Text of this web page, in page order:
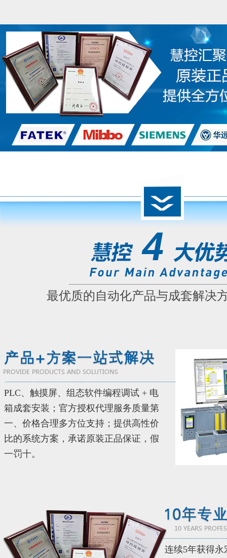
最优质的自动化产品与成套解决
PLC、触摸屏、组态软件编程调试 + 电
箱成套安装；官方授权代理服务质量第
一、价格合理多方位支持；提供高性价
比的系统方案，承诺原装正品保证，假
一罚十。
连续5年获得永